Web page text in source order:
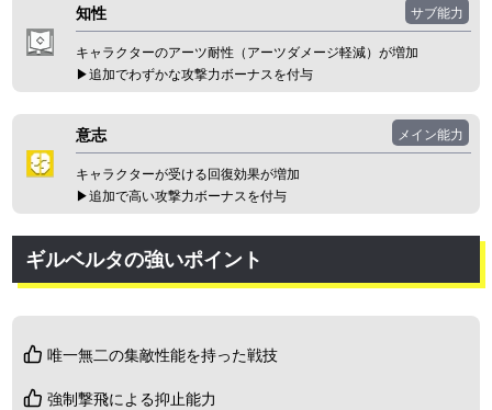
知性
キャラクターのアーツ耐性（アーツダメージ軽減）が増加
▶︎追加でわずかな攻撃力ボーナスを付与
サブ能力
意志
キャラクターが受ける回復効果が増加
▶︎追加で高い攻撃力ボーナスを付与
メイン能力
ギルベルタの強いポイント
唯一無二の集敵性能を持った戦技
強制撃飛による抑止能力